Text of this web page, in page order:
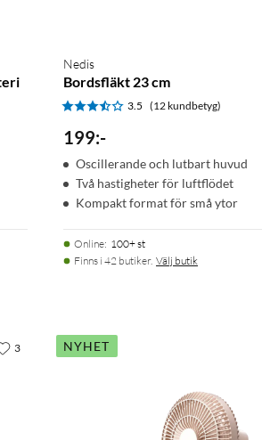
Nedis
Bordsfläkt 23 cm
3.5 (12 kundbetyg)
199:-
Oscillerande och lutbart huvud
Två hastigheter för luftflödet
Kompakt format för små ytor
Online: 100+ st
Finns i 42 butiker. Välj butik
3 NYHET